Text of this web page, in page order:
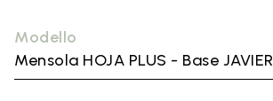
Modello
Mensola HOJA PLUS - Base JAVIER